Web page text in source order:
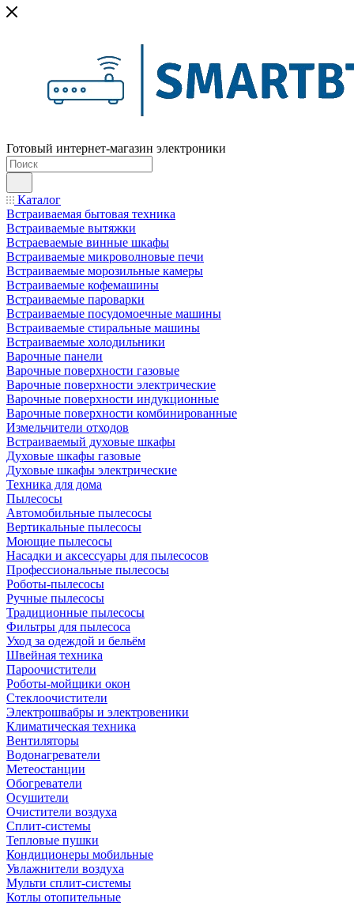
Готовый интернет-магазин электроники
Каталог
Встраиваемая бытовая техника
Встраиваемые вытяжки
Встраеваемые винные шкафы
Встраиваемые микроволновые печи
Встраиваемые морозильные камеры
Встраиваемые кофемашины
Встраиваемые пароварки
Встраиваемые посудомоечные машины
Встраиваемые стиральные машины
Встраиваемые холодильники
Варочные панели
Варочные поверхности газовые
Варочные поверхности электрические
Варочные поверхности индукционные
Варочные поверхности комбинированные
Измельчители отходов
Встраиваемый духовые шкафы
Духовые шкафы газовые
Духовые шкафы электрические
Техника для дома
Пылесосы
Автомобильные пылесосы
Вертикальные пылесосы
Моющие пылесосы
Насадки и аксессуары для пылесосов
Профессиональные пылесосы
Роботы-пылесосы
Ручные пылесосы
Традиционные пылесосы
Фильтры для пылесоса
Уход за одеждой и бельём
Швейная техника
Пароочистители
Роботы-мойщики окон
Стеклоочистители
Электрошвабры и электровеники
Климатическая техника
Вентиляторы
Водонагреватели
Метеостанции
Обогреватели
Осушители
Очистители воздуха
Сплит-системы
Тепловые пушки
Кондиционеры мобильные
Увлажнители воздуха
Мульти сплит-системы
Котлы отопительные